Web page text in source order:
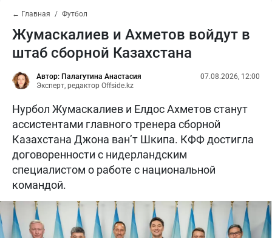
← Главная Футбол
Жумаскалиев и Ахметов войдут в
штаб сборной Казахстана
Автор: Палагутина Анастасия
Эксперт, редактор Offside.kz
07.08.2026, 12:00
Нурбол Жумаскалиев и Елдос Ахметов станут
ассистентами главного тренера сборной
Казахстана Джона ван’т Шкипа. КФФ достигла
договоренности с нидерландским
специалистом о работе с национальной
командой.